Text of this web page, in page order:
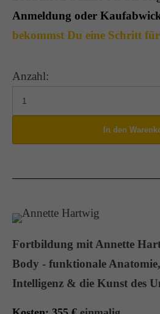
Anmeldung oder
bekommst Du eine Schritt
Anzahl:
Fortbildung mit Annette
Body - funktionale
Intelligenz & die Kunst des